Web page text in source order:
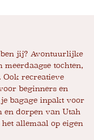
jij? Avontuurlijke
tochten,
Ook recreatieve
beginners en
bagage inpakt voor
en dorpen van Utah
allemaal op eigen